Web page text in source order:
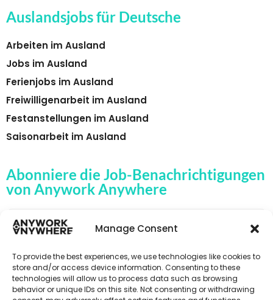
Manage Consent
To provide the best experiences, we use technologies like cookies to
store and/or access device information. Consenting to these
technologies will allow us to process data such as browsing
behavior or unique IDs on this site. Not consenting or withdrawing
Auslandsjobs für Deutsche
Arbeiten im Ausland
Jobs im Ausland
Ferienjobs im Ausland
Freiwilligenarbeit im Ausland
Festanstellungen im Ausland
Saisonarbeit im Ausland
Abonniere die Job-Benachrichtigungen
von Anywork Anywhere
🌟JOB-ALERTS ERHALTEN